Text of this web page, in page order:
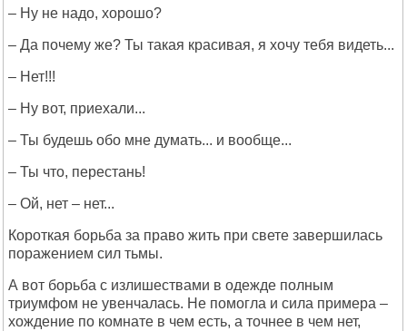
– Ну не надо, хорошо?
– Да почему же? Ты такая красивая, я хочу тебя видеть...
– Нет!!!
– Ну вот, приехали...
– Ты будешь обо мне думать... и вообще...
– Ты что, перестань!
– Ой, нет – нет...
Короткая борьба за право жить при свете завершилась
поражением сил тьмы.
А вот борьба с излишествами в одежде полным
триумфом не увенчалась. Не помогла и сила примера –
хождение по комнате в чем есть, а точнее в чем нет,